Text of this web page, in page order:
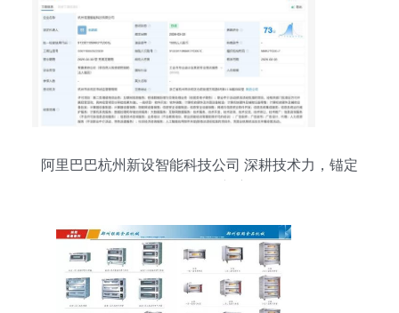
阿里巴巴杭州新设智能科技公司 深耕技术力，锚定